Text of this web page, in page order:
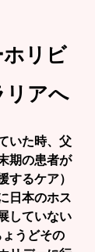
リビ
リアへ
いた時、父
期の患者が
するケア）
日本のホス
していない
うどその